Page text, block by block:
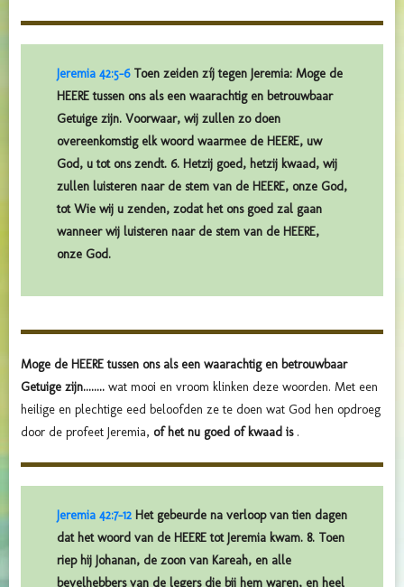
Jeremia 42:5-6Toen zeiden zíj tegen Jeremia: Moge de
HEERE tussen ons als een waarachtig en betrouwbaar
Getuige zijn. Voorwaar, wij zullen zo doen
overeenkomstig elk woord waarmee de HEERE, uw
God, u tot ons zendt. 6. Hetzij goed, hetzij kwaad, wij
zullen luisteren naar de stem van de HEERE, onze God,
tot Wie wij u zenden, zodat het ons goed zal gaan
wanneer wij luisteren naar de stem van de HEERE,
onze God.
Moge de HEERE tussen ons als een waarachtig en betrouwbaar
Getuige zijn........ wat mooi en vroom klinken deze woorden. Met een
heilige en plechtige eed beloofden ze te doen wat God hen opdroeg
door de profeet Jeremia, of het nu goed of kwaad is .
Jeremia 42:7-12 Het gebeurde na verloop van tien dagen
dat het woord van de HEERE tot Jeremia kwam. 8. Toen
riep hij Johanan, de zoon van Kareah, en alle
bevelhebbers van de legers die bij hem waren, en heel